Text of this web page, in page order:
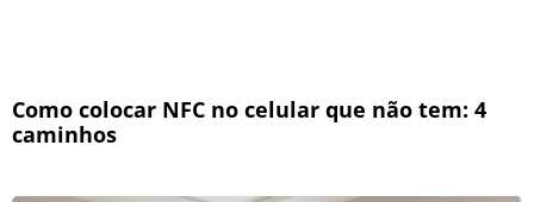
Como colocar NFC no celular que não tem: 4
caminhos